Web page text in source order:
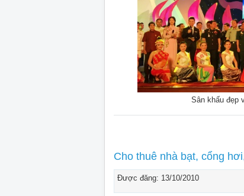
Sân khấu đẹp
Cho thuê nhà bạt, cổng
Được đăng: 13/10/2010